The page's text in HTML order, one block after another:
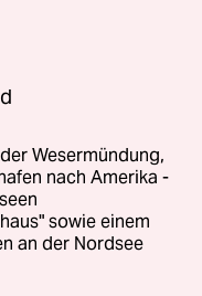
Wesermündung,
nach Amerika -
sowie einem
an der Nordsee